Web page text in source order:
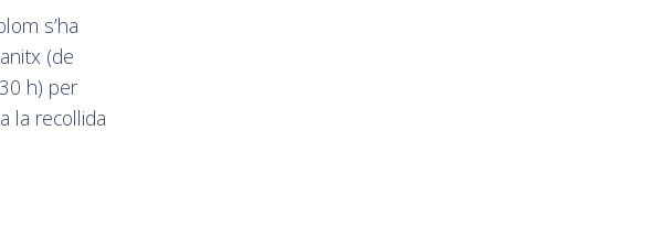
s’ha
(de
h) per
la recollida